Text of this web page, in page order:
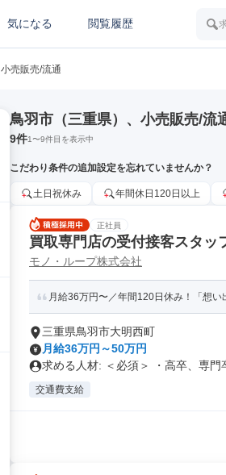
気になる 閲覧履歴
小売販売/流通
鳥羽市（三重県）、小売販売/流
9件1〜9件目を表示中
こだわり条件の追加設定を忘れていませんか？
土日祝休み 年間休日120日以上
正社員
買取専門店の受付接客スタッ
モノ・ループ株式会社
月給36万円〜／年間120日休み！「想
三重県鳥羽市大明西町
月給36万円～50万円
求める人材: ＜必須＞ ・高卒、専門
交通費支給